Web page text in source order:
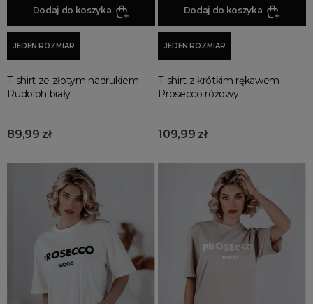
Dodaj do koszyka
JEDEN ROZMIAR
T-shirt ze złotym nadrukiem
Rudolph biały
89,99 zł
Dodaj do koszyka
JEDEN ROZMIAR
T-shirt z krótkim rękawem
Prosecco różowy
109,99 zł